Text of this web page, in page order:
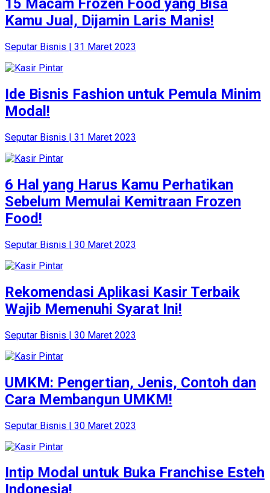
15 Macam Frozen Food yang Bisa
Kamu Jual, Dijamin Laris Manis!
Seputar Bisnis | 31 Maret 2023
Ide Bisnis Fashion untuk Pemula Minim
Modal!
Seputar Bisnis | 31 Maret 2023
6 Hal yang Harus Kamu Perhatikan
Sebelum Memulai Kemitraan Frozen
Food!
Seputar Bisnis | 30 Maret 2023
Rekomendasi Aplikasi Kasir Terbaik
Wajib Memenuhi Syarat Ini!
Seputar Bisnis | 30 Maret 2023
UMKM: Pengertian, Jenis, Contoh dan
Cara Membangun UMKM!
Seputar Bisnis | 30 Maret 2023
Intip Modal untuk Buka Franchise Esteh